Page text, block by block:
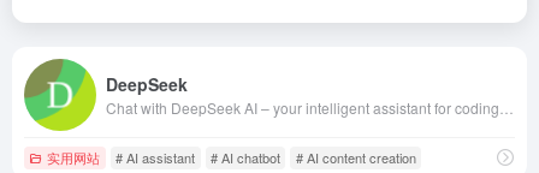
DeepSeek
实用网站 # AI assistant # AI chatbot # AI content creation